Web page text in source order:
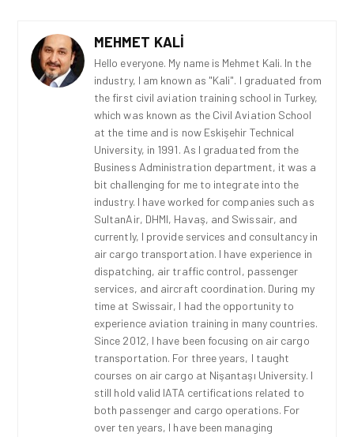
MEHMET KALI
Hello everyone. My name is Mehmet Kali. In the
industry, I am known as "Kali". I graduated from
the first civil aviation training school in Turkey,
which was known as the Civil Aviation School
at the time and is now Eskişehir Technical
University, in 1991. As I graduated from the
Business Administration department, it was a
bit challenging for me to integrate into the
industry. I have worked for companies such as
SultanAir, DHMI, Havaş, and Swissair, and
currently, I provide services and consultancy in
air cargo transportation. I have experience in
dispatching, air traffic control, passenger
services, and aircraft coordination. During my
time at Swissair, I had the opportunity to
experience aviation training in many countries.
Since 2012, I have been focusing on air cargo
transportation. For three years, I taught
courses on air cargo at Nişantaşı University. I
still hold valid IATA certifications related to
both passenger and cargo operations. For
over ten years, I have been managing